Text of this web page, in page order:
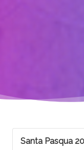
Santa Pasqua